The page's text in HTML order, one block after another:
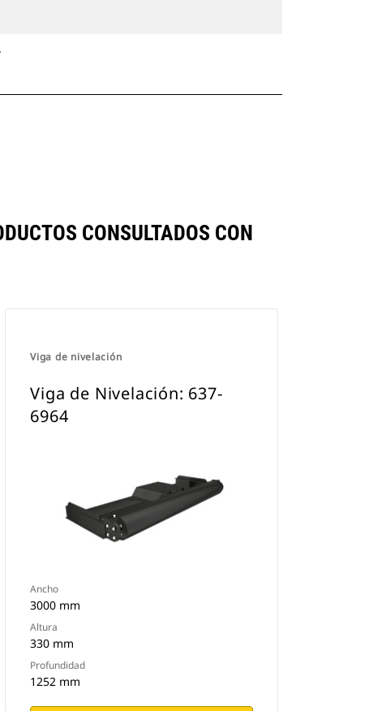
CONSULTADOS CON
Viga de nivelación
Viga de Nivelación: 637-
6964
Ancho
3000 mm
Altura
330 mm
Profundidad
1252 mm